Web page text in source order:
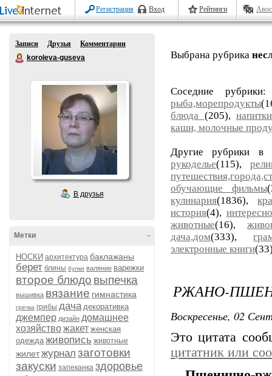
Регистрация Вход Рейтинги
Записи Друзья
Комментарии
koroleva-guseva
В друзья
-
Метки
НОСКИ архитектура баклажаны
берет блины булки валяние варежки
второе блюдо выпечка
вышивка вязание гимнастика
гречка грибы дача декоративка
джемпер дизайн домашнее
хозяйствожакет женская
одежда живопись животные
жилетжурнал заготовки
закуски запеканка здоровье
Выбрана рубрика
Соседние
рыба,морепродукты
блюда (205), напитки
каши, молочные
Другие рубрики в
рукоделье(115),
обучающие фильмы
кулинария(1836),
история(4),
животные(16),
дача,дом(333),
электронные книги
РЖАНО-
Воскресенье, 02
Это цитата
цитатник или